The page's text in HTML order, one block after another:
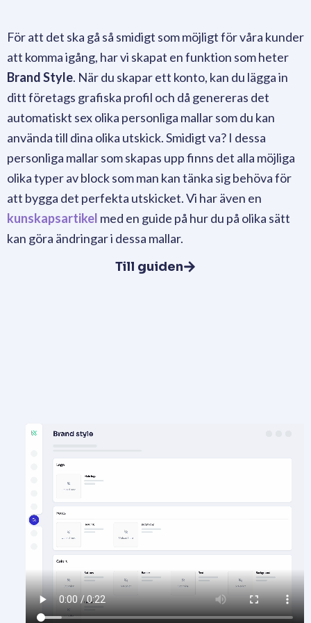
För att det ska gå så smidigt som möjligt för våra kunder
att komma igång, har vi skapat en funktion som heter
Brand Style. När du skapar ett konto, kan du lägga in
ditt företags grafiska profil och då genereras det
automatiskt sex olika personliga mallar som du kan
använda till dina olika utskick. Smidigt va? I dessa
personliga mallar som skapas upp finns det alla möjliga
olika typer av block som man kan tänka sig behöva för
att bygga det perfekta utskicket. Vi har även en
kunskapsartikel med en guide på hur du på olika sätt
kan göra ändringar i dessa mallar.
Till guiden